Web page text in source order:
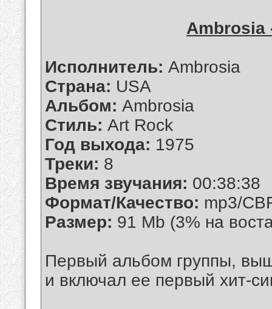
Ambrosia
Исполнитель: Ambrosia
Страна: USA
Альбом: Ambrosia
Стиль: Art Rock
Год выхода: 1975
Треки: 8
Время звучания: 00:38:38
Формат/Качество: mp3/
Размер: 91 Mb (3% на
Первый альбом группы,
и включал ее первый хит-